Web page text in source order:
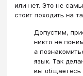
или нет. Это не
стоит походить на
Допустим,
никто не
а
язык. Так
вы общаетесь